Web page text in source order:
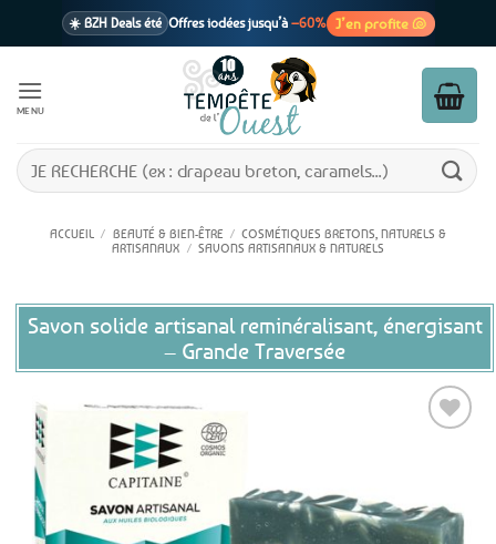
☀️ BZH Deals été Offres iodées jusqu’à –60% J’en profite 🐚
1 cadeau offertdès 39€ d’achats
En point relais dès 3,95€ seulement
MENU
Recherche
pour :
ACCUEIL / BEAUTÉ & BIEN-ÊTRE / COSMÉTIQUES BRETONS, NATURELS &
ARTISANAUX / SAVONS ARTISANAUX & NATURELS
Savon solide artisanal reminéralisant, énergisant
– Grande Traversée
aux
favoris